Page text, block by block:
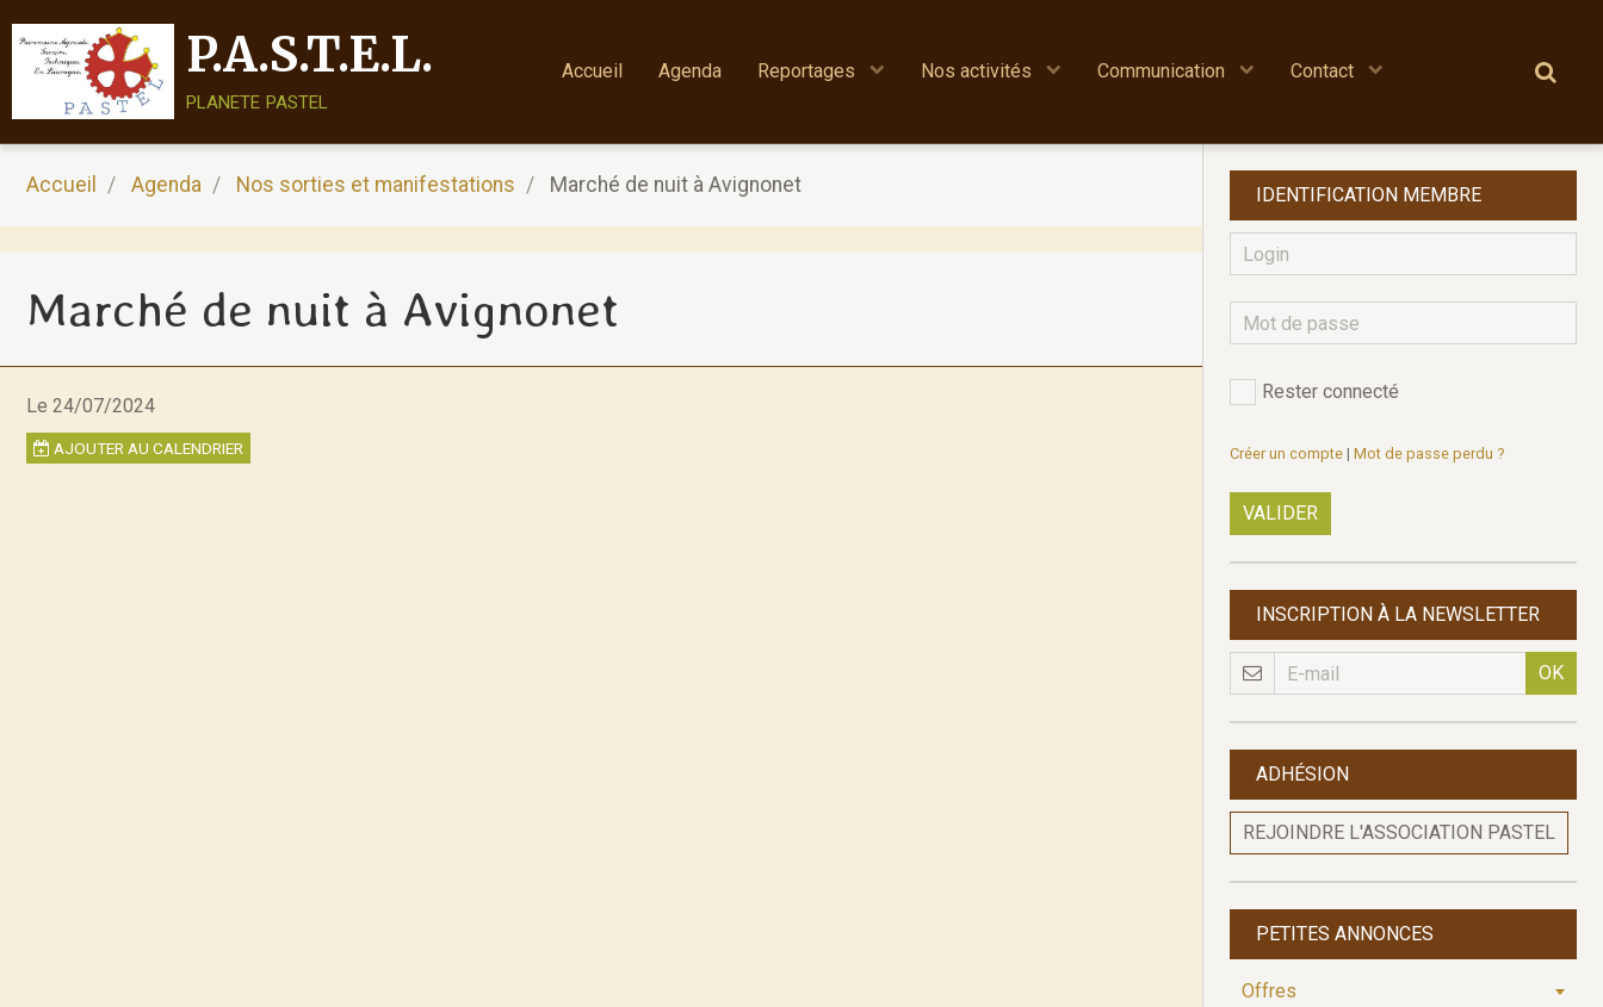
P.A.S.T.E.L.
planete pastel
Accueil Agenda Reportages Nos activités Communication Contact
Accueil Agenda Nos sorties et manifestations Marché de nuit à Avignonet
Marché de nuit à Avignonet
Le 24/07/2024
AJOUTER AU CALENDRIER
IDENTIFICATION MEMBRE
Rester connecté
Créer un compte | Mot de passe perdu ?
VALIDER
INSCRIPTION À LA NEWSLETTER
OK
ADHÉSION
REJOINDRE L'ASSOCIATION PASTEL
PETITES ANNONCES
Offres